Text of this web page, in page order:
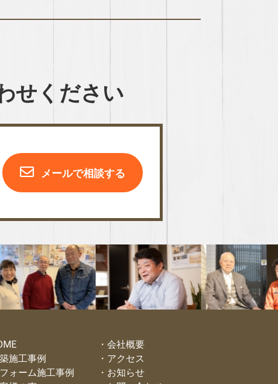
せください
メールで相談する
施工事例
ォーム施工事例
会社概要
アクセス
お知らせ